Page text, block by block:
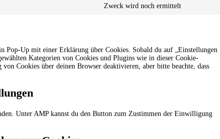
Zweck wird noch ermittelt
Pop-Up mit einer Erklärung über Cookies. Sobald du auf „Einstellungen
Kategorien von Cookies und Plugins wie in dieser Cookie-
Cookies über deinen Browser deaktivieren, aber bitte beachte, dass
Unter AMP kannst du den Button zum Zustimmen der Einwilligung